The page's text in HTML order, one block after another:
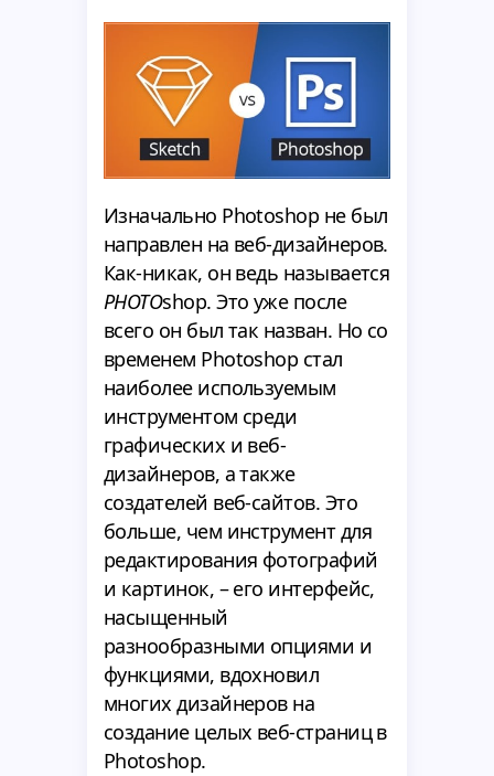
Изначально Photoshop не был
направлен на веб-дизайнеров.
Как-никак, он ведь называется
PHOTOshop. Это уже после
всего он был так назван. Но cо
временем Photoshop стал
наиболее используемым
инструментом среди
графических и веб-
дизайнеров, а также
создателей веб-сайтов. Это
больше, чем инструмент для
редактирования фотографий
и картинок, – его интерфейс,
насыщенный
разнообразными опциями и
функциями, вдохновил
многих дизайнеров на
создание целых веб-страниц в
Photoshop.